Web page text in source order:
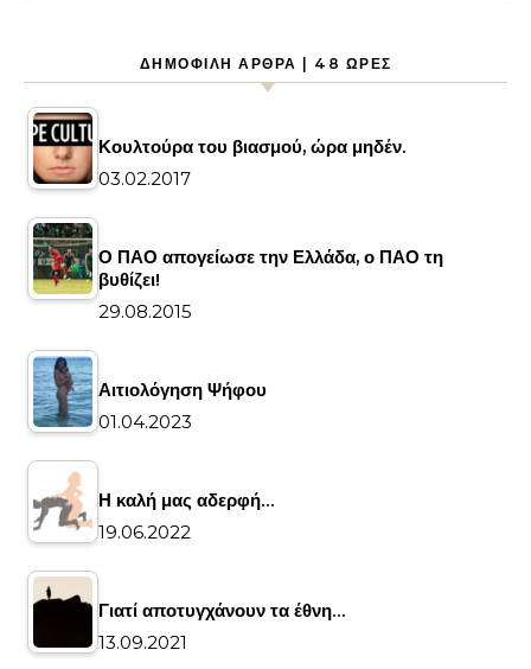
ΔΗΜΟΦΙΛΉ ΆΡΘΡΑ | 48 ΏΡΕΣ
Κουλτούρα του βιασμού, ώρα μηδέν.
03.02.2017
Ο ΠΑΟ απογείωσε την Ελλάδα, ο ΠΑΟ τη
βυθίζει!
29.08.2015
Αιτιολόγηση Ψήφου
01.04.2023
Η καλή μας αδερφή…
19.06.2022
Γιατί αποτυγχάνουν τα έθνη…
13.09.2021